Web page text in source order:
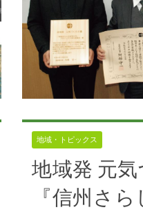
地域・トピックス
地域発 元
『信州さ